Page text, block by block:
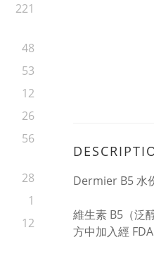
221
48
53
12
26
56
28
1
12
Dermier B5 水
維生素 B5（泛
方中加入經